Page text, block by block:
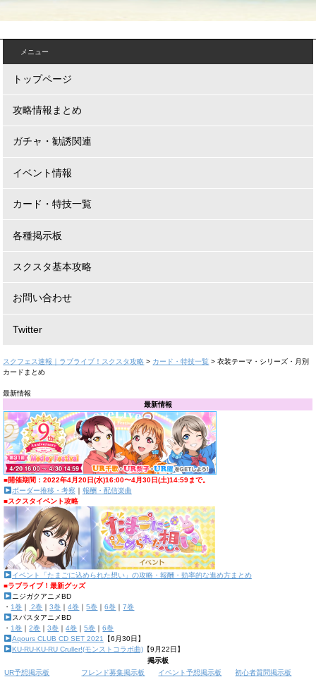
メニュー
トップページ
攻略情報まとめ
ガチャ・勧誘関連
イベント情報
カード・特技一覧
各種掲示板
スクスタ基本攻略
お問い合わせ
Twitter
スクフェス速報｜ラブライブ！スクスタ攻略 > カード・特技一覧 >衣装テーマ・シリーズ・月別
カードまとめ
最新情報
最新情報
■開催期間：2022年4月20日(水)16:00〜4月30日(土)14:59まで。
ボーダー推移・考察｜ 報酬・配信楽曲
■スクスタイベント攻略
イベント「たまごに込められた想い」の攻略・報酬・効率的な進め方まとめ
■ラブライブ！最新グッズ
ニジガクアニメBD
・ 1巻 ｜ 2巻 ｜3巻 ｜4巻 ｜5巻 ｜6巻 ｜7巻
スパスタアニメBD
・ 1巻 ｜2巻 ｜3巻 ｜4巻 ｜5巻 ｜6巻
Aqours CLUB CD SET 2021
【6月30日】
KU-RU-KU-RU Cruller!(モンストコラボ曲)【9月22日】
掲示板
UR予想掲示板
フレンド募集掲示板 イベント予想掲示板 初心者質問掲示板